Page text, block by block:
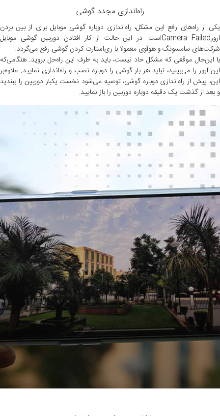
راه‌اندازی مجدد گوشی
یکی از راه‌های رفع این مشکل، راه‌اندازی دوباره گوشی موبایل برای از بین بردن
ارورCamera Failedاست. در این حالت از کار افتادن دوربین گوشی موبایل
شرکت‌های سامسونگ و هوآوی معمولا با ری‌استارت کردن گوشی رفع می‌گردد.
با این‌حال موقعی که مشکل حاد نیست، باید به طرف این راه‌حل بروید. هنگامی‌که
این ارور را می‌بینید، نباید هر بار گوشی را دوباره نصب و راه‌اندازی نمایید. علاوه‌بر
این، پیش از راه‌اندازی دوباره گوشی، توصیه می‌شود نخست یکبار دوربین را ببندید
و بعد از گذشت یک دقیقه دوباره دوربین را باز نمایید.